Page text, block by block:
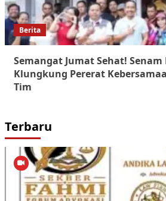
Berita
Semangat Jumat Sehat!
Klungkung Pererat
Tim
Terbaru